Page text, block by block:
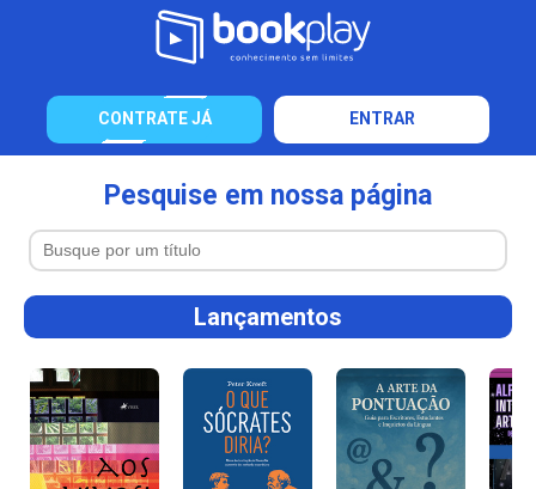
CONTRATE JÁ ENTRAR
Pesquise em nossa página
Lançamentos